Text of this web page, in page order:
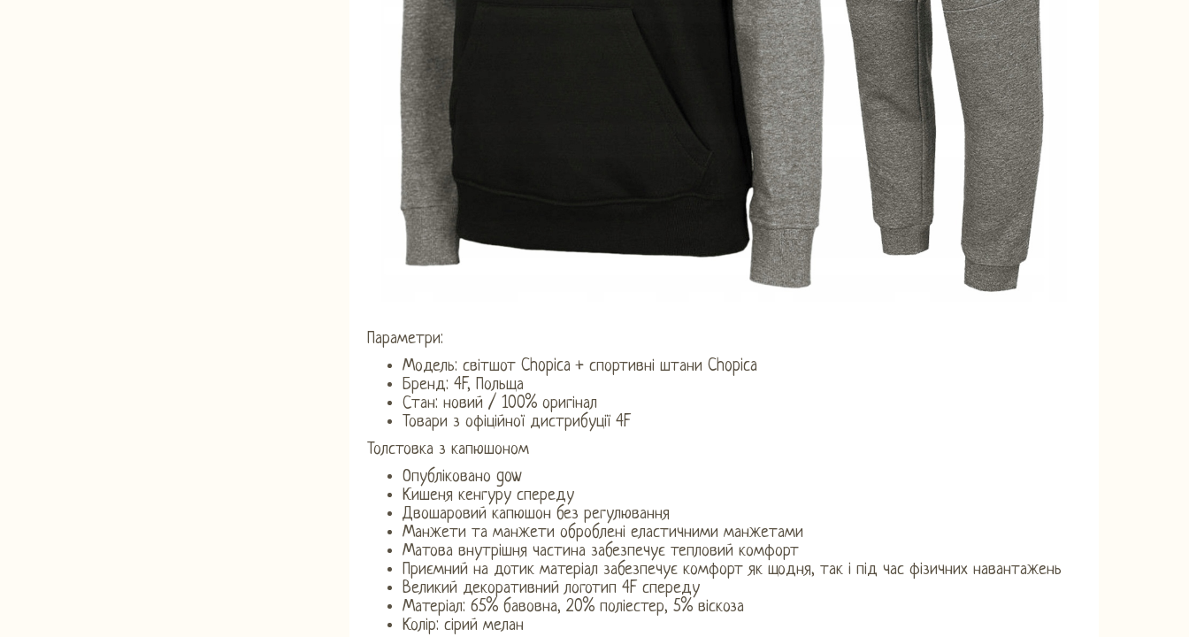
Параметри:
Модель: світшот Chopica + спортивні штани Chopica
Бренд: 4F, ​​Польща
Стан: новий / 100% оригінал
Товари з офіційної дистрибуції 4F
Толстовка з капюшоном
Опубліковано gow
Кишеня кенгуру спереду
Двошаровий капюшон без регулювання
Манжети та манжети оброблені еластичними манжетами
Матова внутрішня частина забезпечує тепловий комфорт
Приємний на дотик матеріал забезпечує комфорт як щодня, так і під час фізичних навантажень
Великий декоративний логотип 4F спереду
Матеріал: 65% бавовна, 20% поліестер, 5% віскоза
Колір: сірий мелан